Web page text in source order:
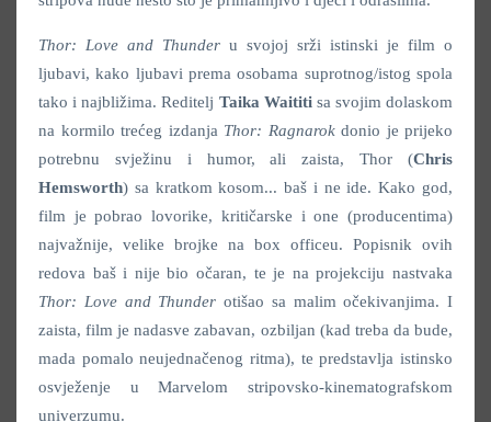
Thor: Love and Thunder u svojoj srži istinski je film o
ljubavi, kako ljubavi prema osobama suprotnog/istog spola
tako i najbližima. Reditelj Taika Waititisa svojim dolaskom
na kormilo trećeg izdanja Thor: Ragnarokdonio je prijeko
potrebnu svježinu i humor, ali zaista, Thor (Chris
Hemsworth) sa kratkom kosom... baš i ne ide. Kako god,
film je pobrao lovorike, kritičarske i one (producentima)
najvažnije, velike brojke na box officeu. Popisnik ovih
redova baš i nije bio očaran, te je na projekciju nastvaka
Thor: Love and Thunder otišao sa malim očekivanjima. I
zaista, film je nadasve zabavan, ozbiljan (kad treba da bude,
mada pomalo neujednačenog ritma), te predstavlja istinsko
osvježenje u Marvelom stripovsko-kinematografskom
univerzumu.